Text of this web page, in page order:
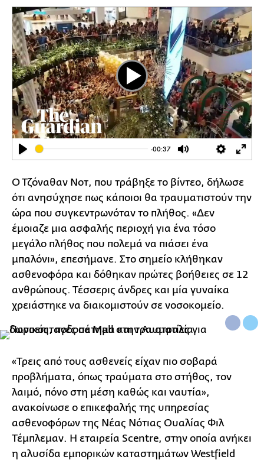
Play
-00:37
Mute Settings
Play
Ο Τζόναθαν Νοτ, που τράβηξε το βίντεο, δήλωσε
ότι ανησύχησε πως κάποιοι θα τραυματιστούν την
ώρα που συγκεντρωνόταν το πλήθος. «Δεν
έμοιαζε μια ασφαλής περιοχή για ένα τόσο
μεγάλο πλήθος που πολεμά να πιάσει ένα
μπαλόνι», επεσήμανε. Στο σημείο κλήθηκαν
ασθενοφόρα και δόθηκαν πρώτες βοήθειες σε 12
ανθρώπους. Τέσσερις άνδρες και μία γυναίκα
χρειάστηκε να διακομιστούν σε νοσοκομείο.
«Τρεις από τους ασθενείς είχαν πιο σοβαρά
προβλήματα, όπως τραύματα στο στήθος, τον
λαιμό, πόνο στη μέση καθώς και ναυτία»,
ανακοίνωσε ο επικεφαλής της υπηρεσίας
ασθενοφόρων της Νέας Νότιας Ουαλίας Φιλ
Τέμπλεμαν. Η εταιρεία Scentre, στην οποία ανήκει
η αλυσίδα εμπορικών καταστημάτων Westfield